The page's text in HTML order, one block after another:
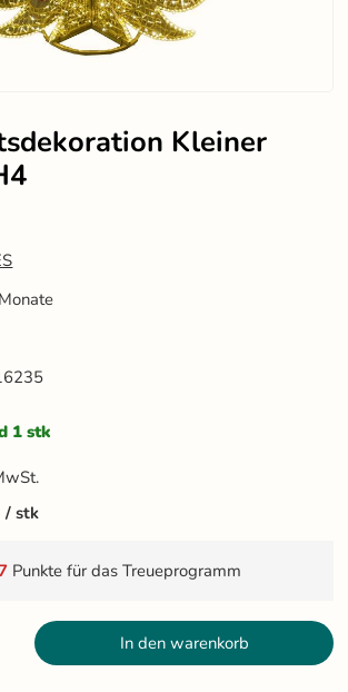
Kleiner
1 stk
stk
Punkte für das Treueprogramm